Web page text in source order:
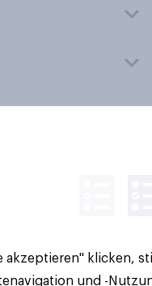
vorbehalten.
akzeptieren" klicken,
und -